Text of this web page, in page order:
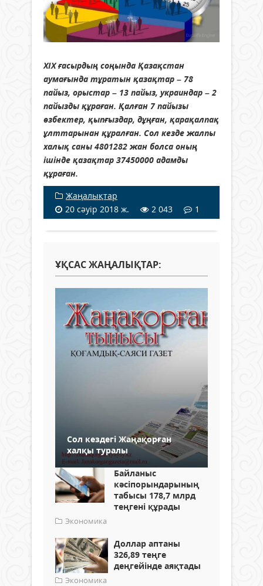
ХІХ ғасырдың соңында Қазақстан
аумағында тұратын қазақтар – 78
пайыз, орыстар – 13 пайыз, украиндар – 2
пайызды құраған. Қалған 7 пайызы
өзбектер, қыпғыздар, дұңған, қарақалпақ
ұлттарынан құралған. Сол кезде жалпы
халық саны 4801282 жан болса оның
ішінде қазақтар 37450000 адамды
құраған.
Жаңалықтар
20 сәуір 2018 ж.
2 043 1
ҰҚСАС ЖАҢАЛЫҚТАР:
Сол кездегі Жаңақорған
халқы туралы
Байланыс
кәсіпорындарының
табысы 178,7 млрд
теңгені құрады
Экономика
Доллар аптаны
326,89 теңге
деңгейінде аяқтады
Экономика